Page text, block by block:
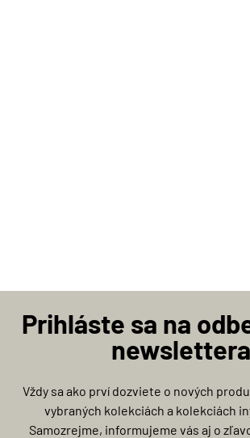
Prihláste sa na
newslettera
Vždy sa ako prví dozviete o nových
vybraných kolekciách a kolekciách
Samozrejme, informujeme vás aj o